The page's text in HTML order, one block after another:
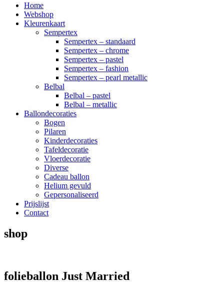
Home
Webshop
Kleurenkaart
Sempertex
Sempertex – standaard
Sempertex – chrome
Sempertex – pastel
Sempertex – fashion
Sempertex – pearl metallic
Belbal
Belbal – pastel
Belbal – metallic
Ballondecoraties
Bogen
Pilaren
Kinderdecoraties
Tafeldecoratie
Vloerdecoratie
Diverse
Cadeau ballon
Helium gevuld
Gepersonaliseerd
Prijslijst
Contact
shop
folieballon Just Married